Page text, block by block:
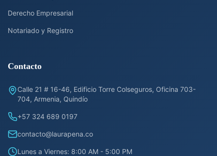
Derecho Empresarial
Notariado y Registro
Contacto
Calle 21 # 16-46, Edificio Torre Colseguros, Oficina 703-
704, Armenia, Quindío
+57 324 689 0197
contacto@laurapena.co
Lunes a Viernes: 8:00 AM - 5:00 PM